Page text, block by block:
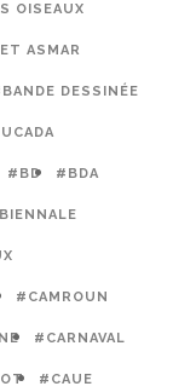
OISEAUX
ASMAR
DESSINÉE
#BD #BDA
#CAMROUN
#CARNAVAL
#CAUE